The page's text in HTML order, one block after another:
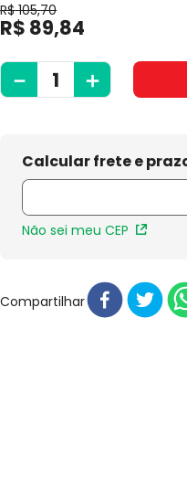
R$ 105,70
R$ 89,84
＋
－
Não sei meu CEP
Compartilhar